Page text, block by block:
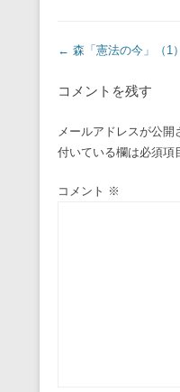
投稿ナビゲーション
← 森「憲法の今」（1）
コメントを残す
メールアドレスが公開
付いている欄は必須項
コメント ※